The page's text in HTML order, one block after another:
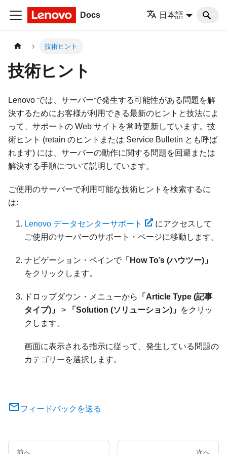
Docs 日本語
技術ヒント
技術ヒント
Lenovo では、サーバーで発生する可能性がある問題を解
決するためにお客様が利用できる最新のヒントと技法によ
って、サポートの Web サイトを常時更新しています。技
術ヒント (retain のヒントまたは Service Bulletin とも呼ば
れます) には、サーバーの動作に関する問題を回避または
解決する手順について説明しています。
ご使用のサーバーで利用可能な技術ヒントを検索するに
は:
Lenovo データセンターサポート
にアクセスして
ご使用のサーバーのサポート・ページに移動します。
ナビゲーション・ペインで「How To’s (ハウツー)」
をクリックします。
ドロップダウン・メニューから
「Article Type (記事
タイプ)」
> 「Solution (ソリューション)」 をクリッ
クします。
画面に表示される指示に従って、発生している問題の
カテゴリーを選択します。
フィードバックを送る